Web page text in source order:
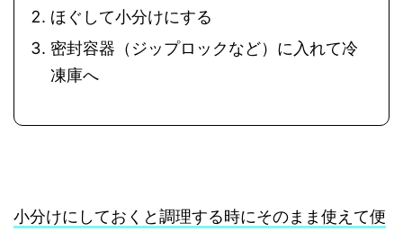
ほぐして小分けにする
密封容器（ジップロックなど）に入れて冷
凍庫へ
小分けにしておくと調理する時にそのまま使えて便